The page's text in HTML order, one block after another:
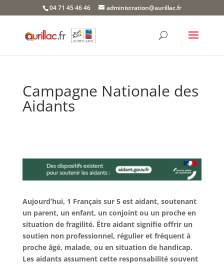
04 71 45 46 46 administration@aurillac.fr
Campagne Nationale des
Aidants
Aujourd’hui, 1 Français sur 5 est aidant, soutenant
un parent, un enfant, un conjoint ou un proche en
situation de fragilité. Être aidant signifie offrir un
soutien non professionnel, régulier et fréquent à
proche âgé, malade, ou en situation de handicap.
Les aidants assument cette responsabilité souvent